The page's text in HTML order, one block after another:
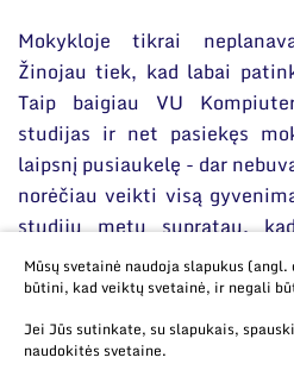
Mokykloje tikrai
Žinojau tiek, kad labai
Taip baigiau VU
studijas ir net pasiekęs
laipsnį pusiaukelę - dar
norėčiau veikti visą
studijų metu supratau,
atradimo jausmas,
medžiagų tyrinėjimas. O jei
prasmę, galimybę sukurti
– mokslinė veikla yra vienas
Mūsų svetainė naudoja slapukus
būtini, kad veiktų svetainė, ir negali
Jei Jūs sutinkate, su slapukais,
naudokitės svetaine.